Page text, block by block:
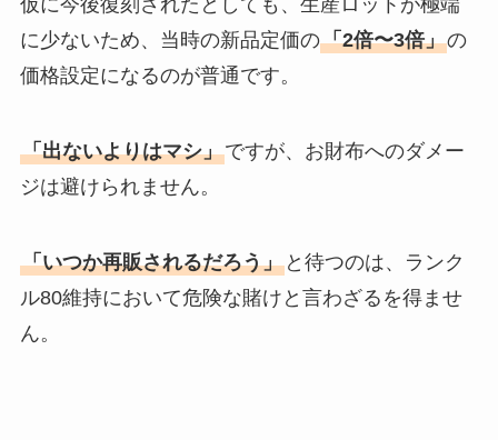
仮に今後復刻されたとしても、生産ロットが極端
に少ないため、当時の新品定価の「2倍〜3倍」の
価格設定になるのが普通です。
「出ないよりはマシ」ですが、お財布へのダメー
ジは避けられません。
「いつか再販されるだろう」と待つのは、ランク
ル80維持において危険な賭けと言わざるを得ませ
ん。